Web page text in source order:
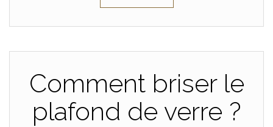
Comment briser le
plafond de verre ?